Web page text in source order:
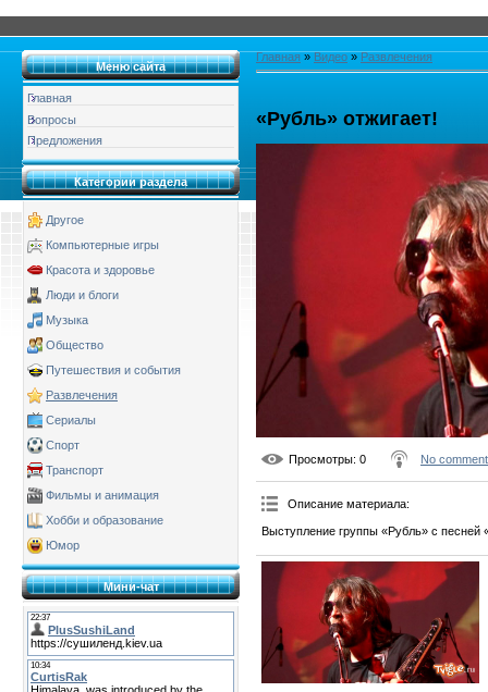
Меню сайта
Главная
Вопросы
Предложения
Категории раздела
Другое
Компьютерные игры
Красота и здоровье
Люди и блоги
Музыка
Общество
Путешествия и события
Развлечения
Сериалы
Спорт
Транспорт
Фильмы и анимация
Хобби и образование
Юмор
Мини-чат
Главная » Видео » Развлечения
«Рубль» отжигает!
Просмотры: 0 No
Описание материала:
Выступление группы «Рубль» с песней